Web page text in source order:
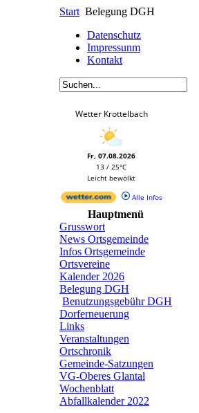
Start Belegung DGH
Datenschutz
Impressunm
Kontakt
Wetter Krottelbach
Fr, 07.08.2026
13 / 25°C
Leicht bewölkt
Alle Infos
Hauptmenü
Grusswort
News Ortsgemeinde
Infos Ortsgemeinde
Ortsvereine
Kalender 2026
Belegung DGH
Benutzungsgebühr DGH
Dorferneuerung
Links
Veranstaltungen
Ortschronik
Gemeinde-Satzungen
VG-Oberes Glantal
Wochenblatt
Abfallkalender 2022